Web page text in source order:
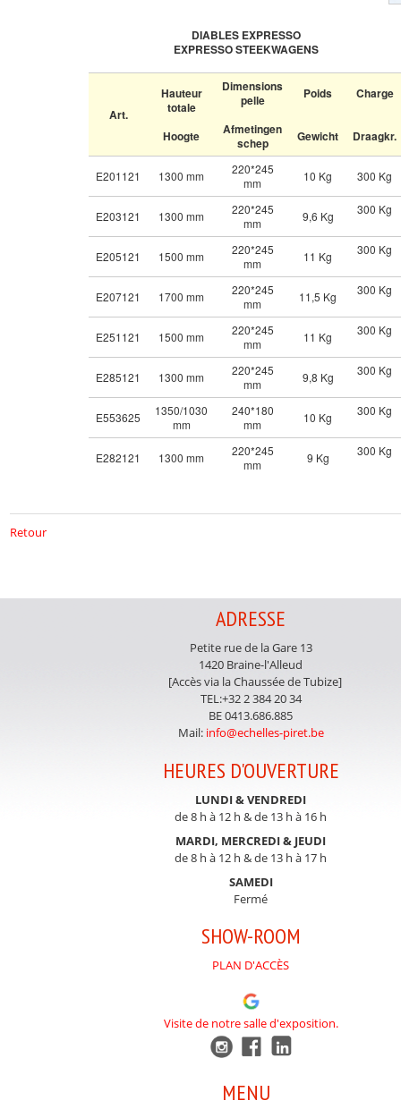
DIABLES EXPRESSO
EXPRESSOSTEEKWAGENS
Art.
Hauteur
totale
Hoogte
Dimensions
pelle
Afmetingen
schep
Poids
Gewicht
Charge
Draagkr.
E201121 1300 mm
220*245
mm
10 Kg 300 Kg
E203121 1300 mm
220*245
mm
9,6 Kg 300 Kg
E205121 1500 mm
220*245
mm
11 Kg 300 Kg
E207121 1700 mm
220*245
mm
11,5 Kg 300 Kg
E251121 1500 mm
220*245
mm
11 Kg 300 Kg
E285121 1300 mm
220*245
mm
9,8 Kg 300 Kg
E553625
1350/1030
mm
240*180
mm
10 Kg 300 Kg
E282121 1300 mm
220*245
mm
9 Kg 300 Kg
Retour
ADRESSE
Petite rue de la Gare 13
1420 Braine-l'Alleud
[Accès via la Chaussée de Tubize]
TEL:+32 2 384 20 34
BE 0413.686.885
Mail: info@echelles-piret.be
HEURES D'OUVERTURE
LUNDI & VENDREDI
de 8 h à 12 h & de 13 h à 16 h
MARDI, MERCREDI & JEUDI
de 8 h à 12 h & de 13 h à 17 h
SAMEDI
Fermé
SHOW-ROOM
PLAN D'ACCÈS
Visite de notre salle d'exposition.
MENU